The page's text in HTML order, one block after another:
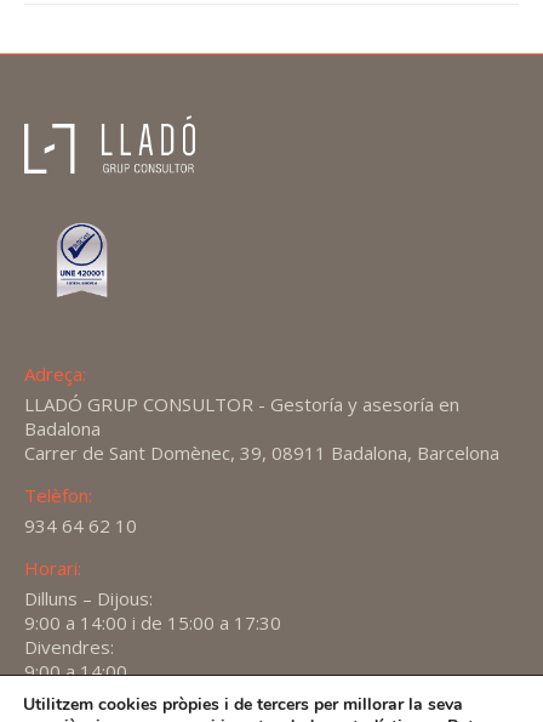
Adreça:
LLADÓ GRUP CONSULTOR - Gestoría y asesoría en
Badalona
Carrer de Sant Domènec, 39, 08911 Badalona, Barcelona
Telèfon:
934 64 62 10
Horari:
Dilluns – Dijous:
9:00 a 14:00 i de 15:00 a 17:30
Divendres:
9:00 a 14:00
Find us on:
Utilitzem cookies pròpies i de tercers per millorar la seva